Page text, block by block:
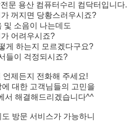
문 용산 컴퓨터수리 컴닥터입니다.
꺼지면 당황스러우시죠?
및 소음이 나는데도
어려우시죠?
게 하는지 모르겠다구요?
들이 걱정되시죠?
제든지 전화해 주세요!
대한 고객님들의 고민을
서 해결해드리겠습니다^^
방문 서비스가 가능하니